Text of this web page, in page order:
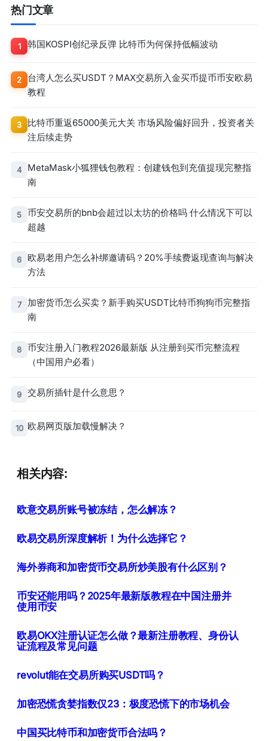
热门文章
1 韩国KOSPI创纪录反弹 比特币为何保持低幅波动
2
台湾人怎么买USDT？MAX交易所入金买币提币币安欧易
教程
3
比特币重返65000美元大关 市场风险偏好回升，投资者关
注后续走势
4
MetaMask小狐狸钱包教程：创建钱包到充值提现完整指
南
5
币安交易所的bnb会超过以太坊的价格吗 什么情况下可以
超越
6
欧易老用户怎么补绑邀请码？20%手续费返现查询与解决
方法
7
加密货币怎么买卖？新手购买USDT比特币狗狗币完整指
南
8
币安注册入门教程2026最新版 从注册到买币完整流程
（中国用户必看）
9 交易所插针是什么意思？
10 欧易网页版加载慢解决？
相关内容:
欧意交易所账号被冻结，怎么解冻？
欧易交易所深度解析！为什么选择它？
海外券商和加密货币交易所炒美股有什么区别？
币安还能用吗？2025年最新版教程在中国注册并
使用币安
欧易OKX注册认证怎么做？最新注册教程、身份认
证流程及常见问题
revolut能在交易所购买USDT吗？
加密恐慌贪婪指数仅23：极度恐慌下的市场机会
中国买比特币和加密货币合法吗？